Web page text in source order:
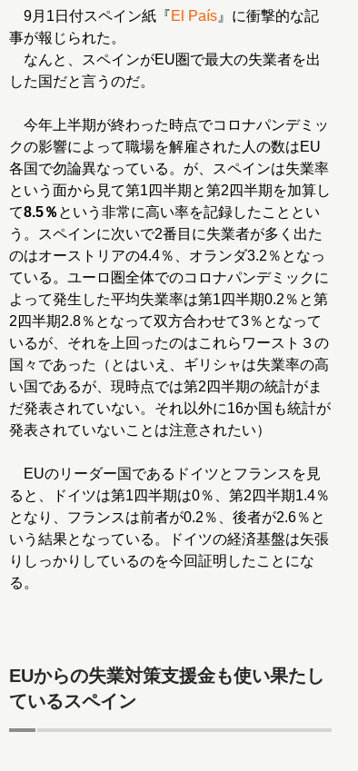
9月1日付スペイン紙『El País 』に衝撃的な記
事が報じられた。
なんと、スペインがEU圏で最大の失業者を出
した国だと言うのだ。
今年上半期が終わった時点でコロナパンデミッ
クの影響によって職場を解雇された人の数はEU
各国で勿論異なっている。が、スペインは失業率
という面から見て第1四半期と第2四半期を加算し
て8.5％ という非常に高い率を記録したこととい
う。スペインに次いで2番目に失業者が多く出た
のはオーストリアの4.4％、オランダ3.2％となっ
ている。ユーロ圏全体でのコロナパンデミックに
よって発生した平均失業率は第1四半期0.2％と第
2四半期2.8％となって双方合わせて3％となって
いるが、それを上回ったのはこれらワースト３の
国々であった（とはいえ、ギリシャは失業率の高
い国であるが、現時点では第2四半期の統計がま
だ発表されていない。それ以外に16か国も統計が
発表されていないことは注意されたい）
EUのリーダー国であるドイツとフランスを見
ると、ドイツは第1四半期は0％、第2四半期1.4％
となり、フランスは前者が0.2％、後者が2.6％と
いう結果となっている。ドイツの経済基盤は矢張
りしっかりしているのを今回証明したことにな
る。
EUからの失業対策支援金も使い果たし
ているスペイン